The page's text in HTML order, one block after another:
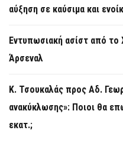
αύξηση σε καύσιμα και
Εντυπωσιακή ασίστ από
Άρσεναλ
Κ. Τσουκαλάς προς Αδ.
ανακύκλωσης»: Ποιοι θα
εκατ.;